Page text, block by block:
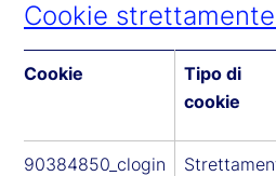
Cookie
Cookie
Tipo di
cookie
90384850_clogin